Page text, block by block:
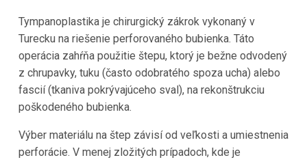
Tympanoplastika je chirurgický zákrok vykonaný v
Turecku na riešenie perforovaného bubienka. Táto
operácia zahŕňa použitie štepu, ktorý je bežne odvodený
z chrupavky, tuku (často odobratého spoza ucha) alebo
fascií (tkaniva pokrývajúceho sval), na rekonštrukciu
poškodeného bubienka.
Výber materiálu na štep závisí od veľkosti a umiestnenia
perforácie. V menej zložitých prípadoch, kde je